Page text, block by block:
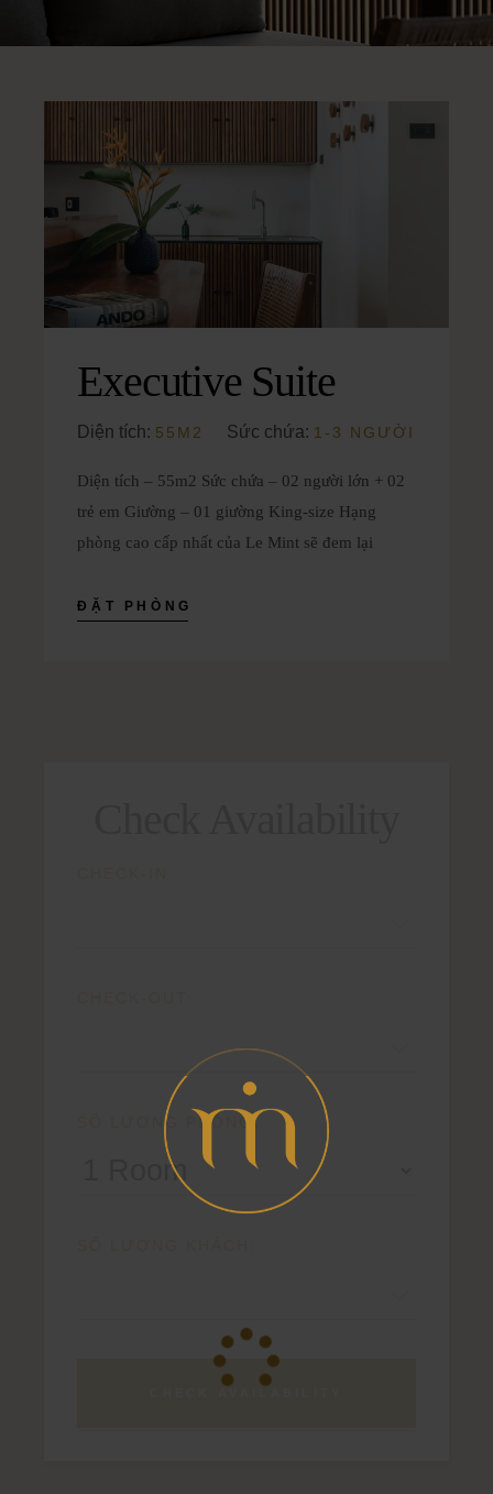
Executive Suite
Diện tích: 55M2 Sức chứa: 1-3 NGƯỜI
Diện tích – 55m2 Sức chứa – 02 người lớn + 02
trẻ em Giường – 01 giường King-size Hạng
phòng cao cấp nhất của Le Mint sẽ đem lại
ĐẶT PHÒNG
SỐ LƯỢNG PHÒNG: